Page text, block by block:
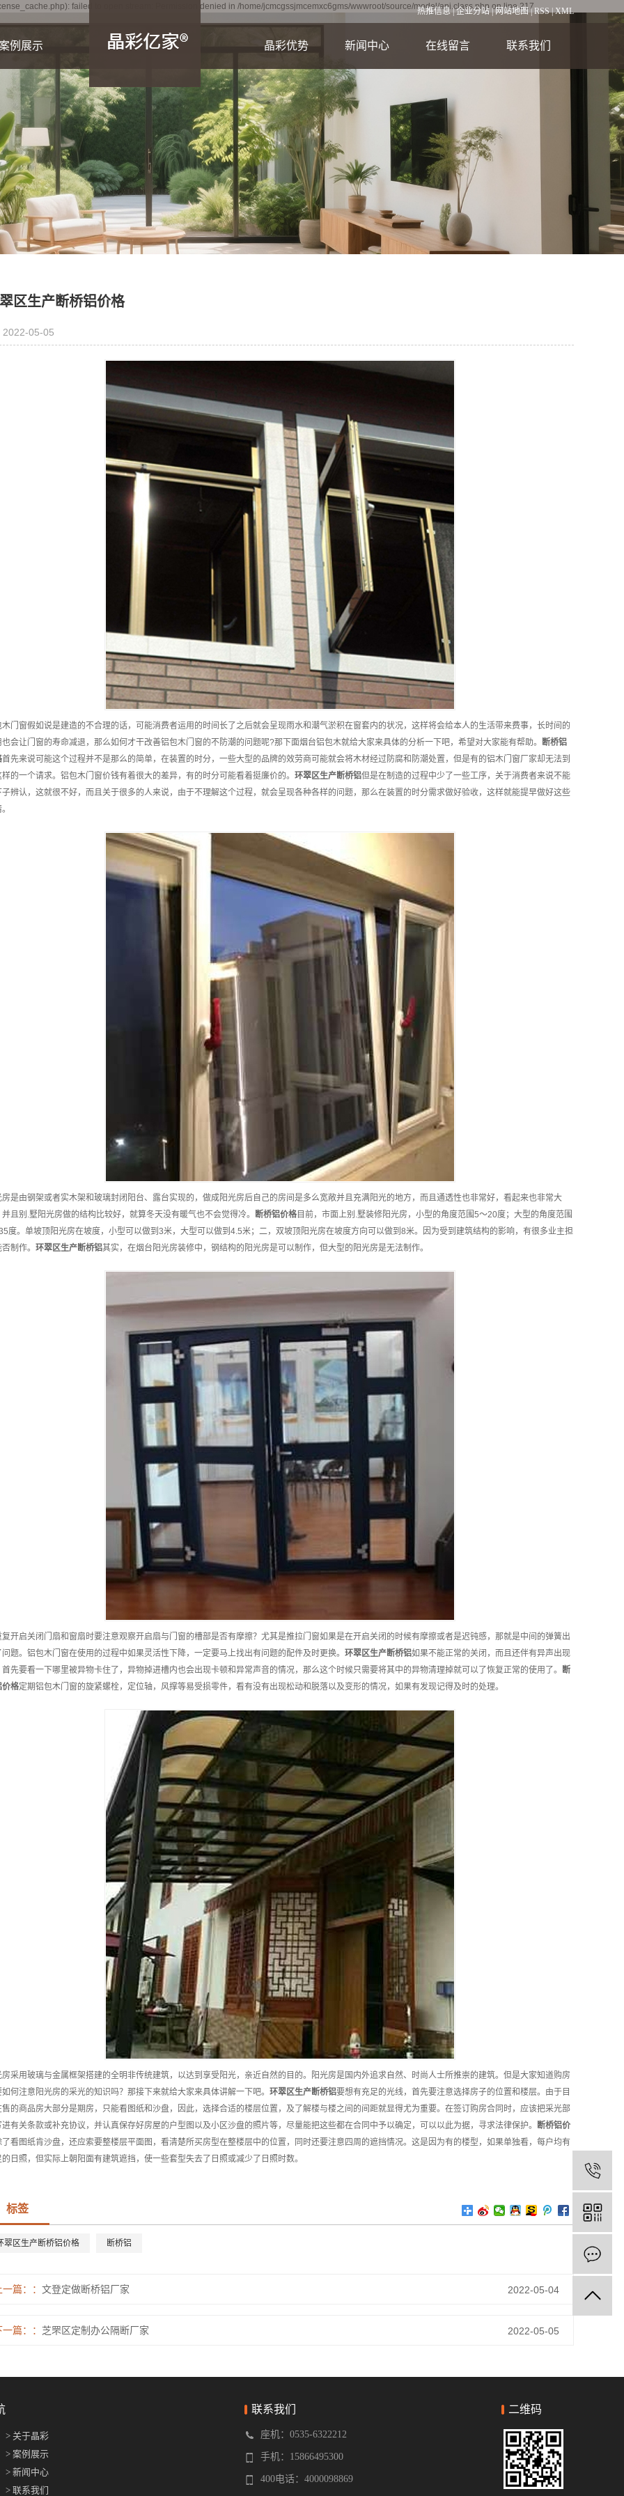
failed to open stream: Permission denied in /home/jcmcgssjmcemxc6gms/wwwroot/source/model/api.class.php on line 217
热推信息|企业分站|网站地图|RSS|XML
例展示
晶彩亿家
房实拍图
高透网纱窗
音系统窗
装实拍图
体感木纹
晶彩优势 新闻中心
公司新闻
行业资讯
在线留言 联系我们
区生产断桥铝价格
2022-05-05
木门窗假如说是建造的不合理的话，可能消费者运用的时间长了之后就会呈现雨水和潮气淤积在窗套内的状况，这样将会给本人的生活带来费事，长时间的
也会让门窗的寿命减退，那么如何才干改善铝包木门窗的不防潮的问题呢?那下面烟台铝包木就给大家来具体的分析一下吧，希望对大家能有帮助。
断桥铝
首先来说可能这个过程并不是那么的简单，在装置的时分，一些大型的品牌的效劳商可能就会将木材经过防腐和防潮处置，但是有的铝木门窗厂家却无法到
样的一个请求。铝包木门窗价钱有着很大的差异，有的时分可能看着挺廉价的。 环翠区生产断桥铝但是在制造的过程中少了一些工序，关于消费者来说不能
子辨认，这就很不好，而且关于很多的人来说，由于不理解这个过程，就会呈现各种各样的问题，那么在装置的时分需求做好验收，这样就能提早做好这些
房是由钢架或者实木架和玻璃封闭阳台、露台实现的，做成阳光房后自己的房间是多么宽敞并且充满阳光的地方，而且通透性也非常好，看起来也非常大
并且别.墅阳光房做的结构比较好，就算冬天没有暖气也不会觉得冷。
断桥铝价格目前，市面上别.墅装修阳光房，小型的角度范围5～20度；大型的角度范围
度。单坡顶阳光房在坡度，小型可以做到3米，大型可以做到4.5米；二，双坡顶阳光房在坡度方向可以做到8米。因为受到建筑结构的影响，有很多业主担
制作。 环翠区生产断桥铝其实，在烟台阳光房装修中，钢结构的阳光房是可以制作，但大型的阳光房是无法制作。
复开启关闭门扇和窗扇时要注意观察开启扇与门窗的槽部是否有摩擦？尤其是推拉门窗如果是在开启关闭的时候有摩擦或者是迟钝感，那就是中间的弹簧出
问题。铝包木门窗在使用的过程中如果灵活性下降，一定要马上找出有问题的配件及时更换。 环翠区生产断桥铝如果不能正常的关闭，而且还伴有异声出现
首先要看一下哪里被异物卡住了，异物掉进槽内也会出现卡顿和异常声音的情况，那么这个时候只需要将其中的异物清理掉就可以了恢复正常的使用了。
断
价格定期铝包木门窗的旋紧螺栓，定位轴，风撑等易受损零件，看有没有出现松动和脱落以及变形的情况，如果有发现记得及时的处理。
房采用玻璃与金属框架搭建的全明非传统建筑，以达到享受阳光，亲近自然的目的。阳光房是国内外追求自然、时尚人士所推崇的建筑。但是大家知道购房
如何注意阳光房的采光的知识吗？那接下来就给大家来具体讲解一下吧。 环翠区生产断桥铝要想有充足的光线，首先要注意选择房子的位置和楼层。由于目
售的商品房大部分是期房，只能看图纸和沙盘，因此，选择合适的楼层位置，及了解楼与楼之间的间距就显得尤为重要。在签订购房合同时，应该把采光部
进有关条款或补充协议，并认真保存好房屋的户型图以及小区沙盘的照片等，尽量能把这些都在合同中予以确定，可以以此为据，寻求法律保护。
断桥铝价
了看图纸肯沙盘，还应索要整楼层平面图，看清楚所买房型在整楼层中的位置，同时还要注意四周的遮挡情况。这是因为有的楼型，如果单独看，每户均有
的日照，但实际上朝阳面有建筑遮挡，使一些套型失去了日照或减少了日照时数。
标签
翠区生产断桥铝价格 断桥铝
一篇： 文登定做断桥铝厂家 2022-05-04
篇： 芝罘区定制办公隔断厂家 2022-05-05
> 关于晶彩
> 案例展示
> 新闻中心
> 联系我们
联系我们
座机：0535-6322212
手机：15866495300
400电话：4000098869
二维码